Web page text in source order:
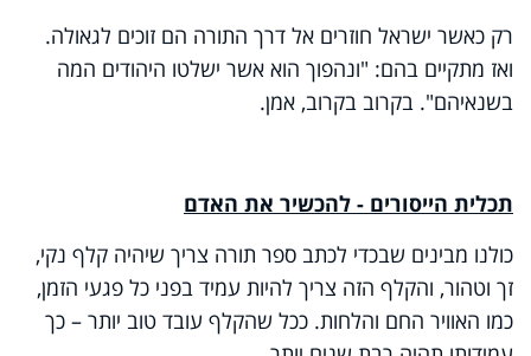
רק כאשר ישראל חוזרים אל דרך התורה הם זוכים לגאולה.
ואז מתקיים בהם: "ונהפוך הוא אשר ישלטו היהודים המה
בשנאיהם". בקרוב בקרוב, אמן.
תכלית הייסורים - להכשיר את האדם
כולנו מבינים שבכדי לכתב ספר תורה צריך שיהיה קלף נקי,
זך וטהור, והקלף הזה צריך להיות עמיד בפני כל פגעי הזמן,
כמו האוויר החם והלחות. ככל שהקלף עובד טוב יותר – כך